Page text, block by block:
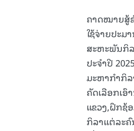
ຄາດໝາຍສູ້
ໃຊ້ຈ່າຍປະມ
ສະຫະພັນກິ
ປະຈຳປີ
ມະຫາກຳກິ
ຄັດເລືອກເ
ແຂວງ,ຝຶກຊ້
ກິລາແຕ່ລະ